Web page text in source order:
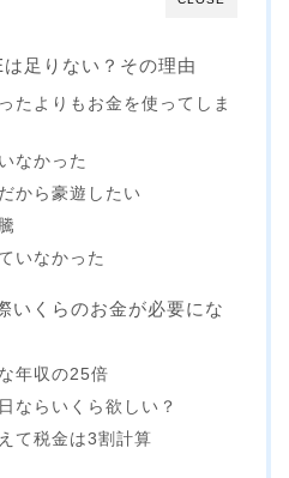
足りない？その理由
たよりもお金を使ってしま
なかった
から豪遊したい
いなかった
いくらのお金が必要にな
年収の25倍
ならいくら欲しい？
て税金は3割計算